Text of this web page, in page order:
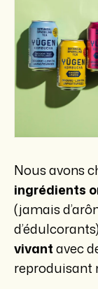
Nous avons
ingrédients
(jamais
vivantavec
reproduisant